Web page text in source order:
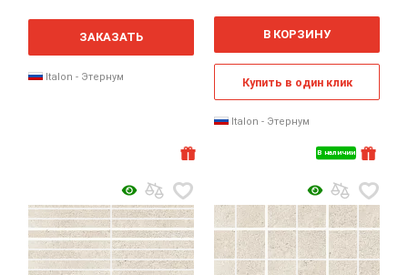
м
ЗАКАЗАТЬ
Italon - Этернум
В наличии
В КОРЗИНУ
Купить в один клик
Italon - Этернум